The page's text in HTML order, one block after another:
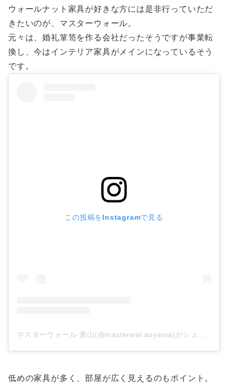
ウォールナット家具が好きな方には是非行っていただ
きたいのが、マスターウォール。
元々は、婚礼箪笥を作る会社だったそうですが事業転
換し、今はインテリア家具がメインになっているそう
です。
この投稿をInstagramで見る
低めの家具が多く、部屋が広く見えるのもポイント。